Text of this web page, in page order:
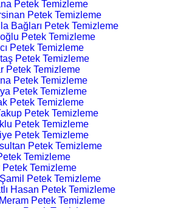
Petek Temizleme
Petek Temizleme
Bağları Petek Temizleme
Petek Temizleme
Petek Temizleme
Petek Temizleme
Petek Temizleme
Petek Temizleme
Petek Temizleme
Petek Temizleme
Petek Temizleme
Petek Temizleme
Petek Temizleme
Petek Temizleme
Temizleme
Petek Temizleme
Petek Temizleme
Hasan Petek Temizleme
Petek Temizleme